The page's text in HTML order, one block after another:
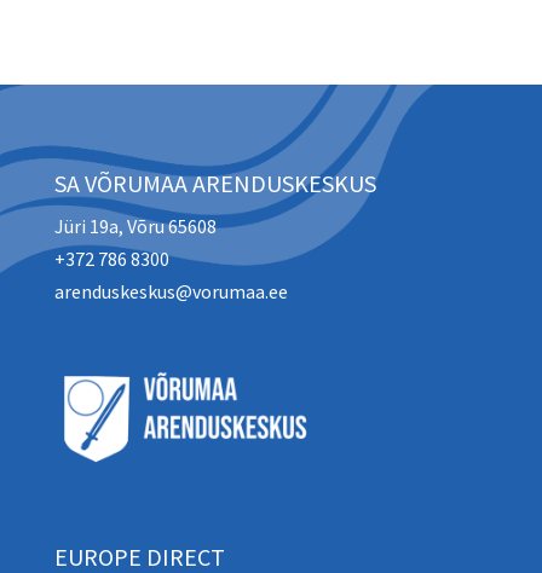
SA VÕRUMAA ARENDUSKESKUS
Jüri 19a, Võru 65608
+372 786 8300
arenduskeskus@vorumaa.ee
EUROPE DIRECT